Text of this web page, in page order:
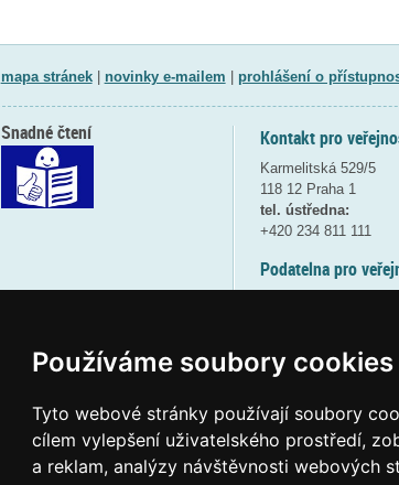
Používáme soubory cookies
Tyto webové stránky používají soubory
cílem vylepšení uživatelského prostředí,
a reklam, analýzy návštěvnosti webových
mapa stránek| novinky e-mailem prohlášení o
Kontakt pro
Karmelitská 529/5
118 12 Praha 1
tel. ústředna:
+420 234 811 111
Podatelna pro
(více informací
Elektronická
posta@msmtgov cz
Snadné čtení